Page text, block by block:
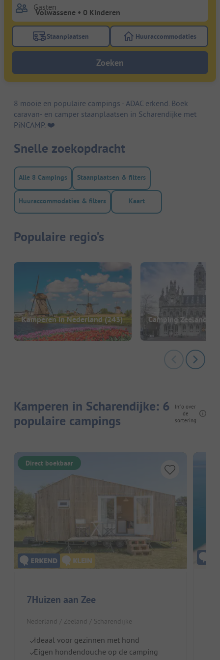
Gasten
Gebruik de filterknop staanplaatsen om te zoeken
Staanplaatsen Gebruik de
Huuraccommodaties
Zoeken
8 mooie en populaire campings - ADAC erkend. Boek
caravan- en camper staanplaatsen in Scharendijke met
PiNCAMP. ❤️️
Snelle zoekopdracht
Alle 8 Campings Staanplaatsen & filters
Huuraccommodaties & filters Kaart
Populaire regio's
Kamperen in Nederland(243) Camping Zeeland
Kamperen in Scharendijke: 6
populaire campings
Info over
de
sortering
Direct boekbaar
7Huizen aan Zee
Nederland / Zeeland / Scharendijke
Ideaal voor gezinnen met hond
Eigen hondendouche op de camping